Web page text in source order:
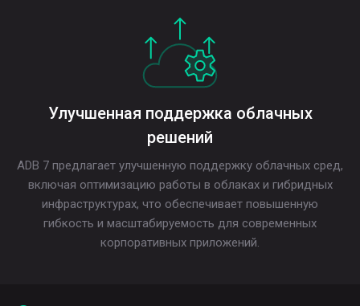
Улучшенная поддержка облачных
решений
ADB 7 предлагает улучшенную поддержку облачных сред,
включая оптимизацию работы в облаках и гибридных
инфраструктурах, что обеспечивает повышенную
гибкость и масштабируемость для современных
корпоративных приложений.